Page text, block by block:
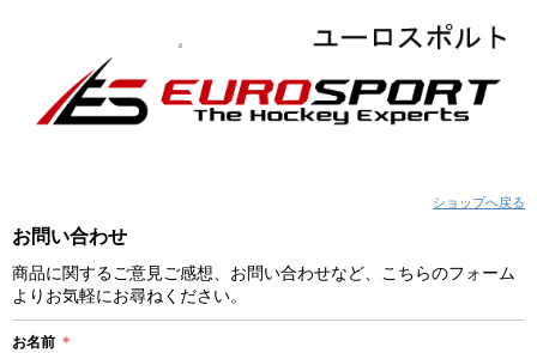
ショップへ戻る
お問い合わせ
商品に関するご意見ご感想、お問い合わせなど、こちらのフォーム
よりお気軽にお尋ねください。
お名前 ＊